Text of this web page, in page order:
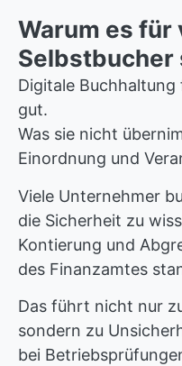
Warum es für
Selbstbucher
Digitale
gut.
Was sie nicht
Einordnung und
Viele Unternehmer
die Sicherheit zu
Kontierung und
des Finanzamtes
Das führt nicht nur
sondern zu
bei